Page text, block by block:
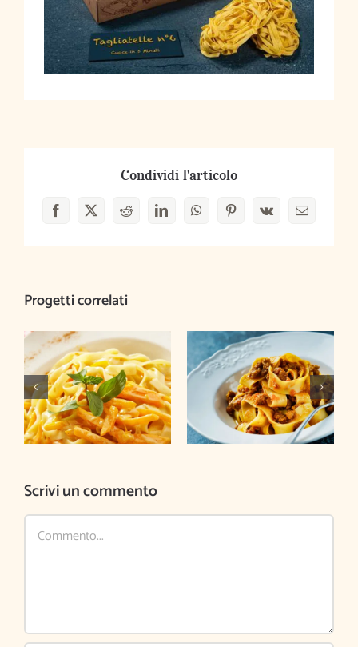
Condividi l'articolo
Facebook
X RedditLinkedInWhatsAppPinterest
Vk Email
Progetti correlati
Fettuccine zucca e
amaretti
Pappardelle al
ragù di cinghiale
Scrivi un commento
Commento